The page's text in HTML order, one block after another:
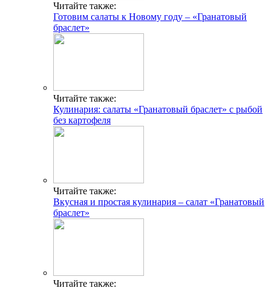
Читайте также:
Готовим салаты к Новому году – «Гранатовый
браслет»
Читайте также:
Кулинария: салаты «Гранатовый браслет» с рыбой
без картофеля
Читайте также:
Вкусная и простая кулинария – салат «Гранатовый
браслет»
Читайте также: